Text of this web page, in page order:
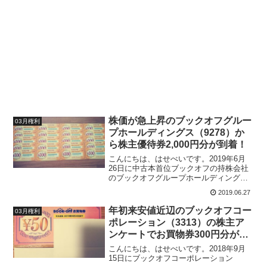
03月権利
株価が急上昇のブックオフグルー
プホールディングス（9278）か
ら株主優待券2,000円分が到着！
こんにちは、はせべいです。2019年6月
26日に中古本首位ブックオフの持株会社
のブックオフグループホールディングス
（9278）から株主優待券2,000分が届きま
した。株主優待券は100円券が20枚入って
いました。ブックオフなら100円券が使...
2019.06.27
03月権利
年初来安値近辺のブックオフコー
ポレーション（3313）の株主ア
ンケートでお買物券300円分が到
着！
こんにちは、はせべいです。2018年9月
15日にブックオフコーポレーション